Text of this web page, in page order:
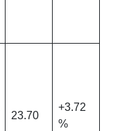
23.70
+3.72
%